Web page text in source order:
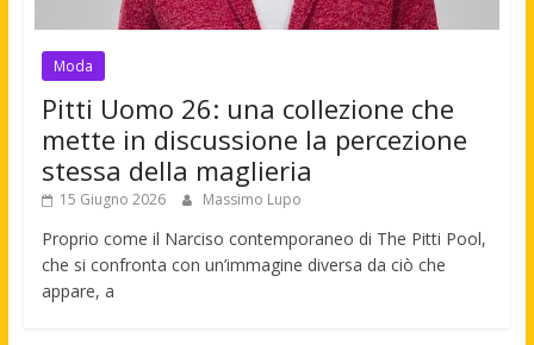
Moda
Pitti Uomo 26: una collezione che
mette in discussione la percezione
stessa della maglieria
15 Giugno 2026 Massimo Lupo
Proprio come il Narciso contemporaneo di The Pitti Pool,
che si confronta con un’immagine diversa da ciò che
appare, a